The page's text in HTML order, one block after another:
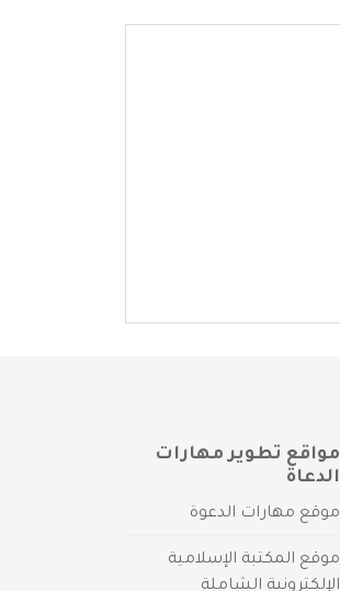
مواقع تطوير مهارات
الدعاة
موقع مهارات الدعوة
موقع المكتبة الإسلامية
الإلكترونية الشاملة